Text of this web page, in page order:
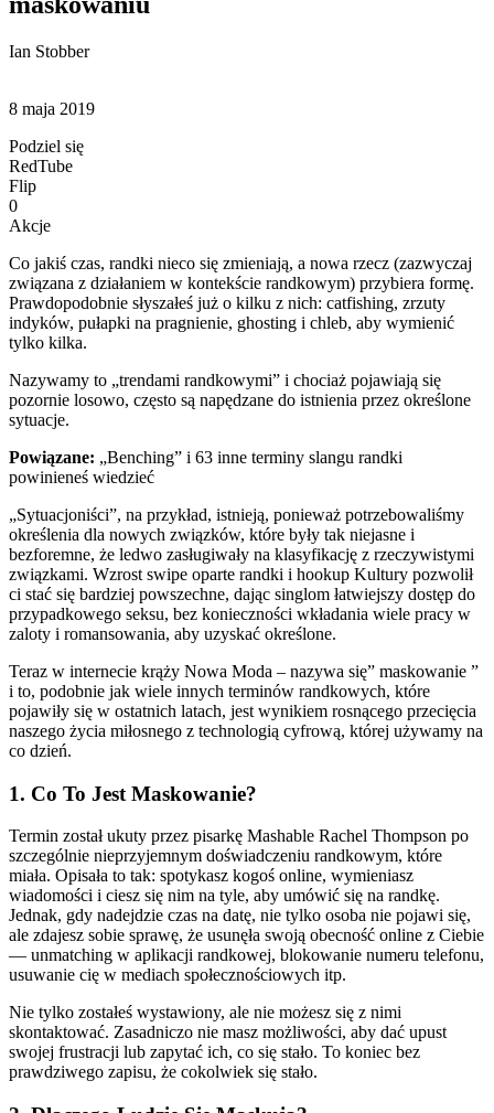
Ian Stobber
8 maja 2019
Podziel się
RedTube
Flip
0
Akcje
Co jakiś czas, randki nieco się zmieniają, a nowa rzecz (zazwyczaj
związana z działaniem w kontekście randkowym) przybiera formę.
Prawdopodobnie słyszałeś już o kilku z nich: catfishing, zrzuty
indyków, pułapki na pragnienie, ghosting i chleb, aby wymienić
tylko kilka.
Nazywamy to „trendami randkowymi” i chociaż pojawiają się
pozornie losowo, często są napędzane do istnienia przez określone
sytuacje.
Powiązane: „Benching” i 63 inne terminy slangu randki
powinieneś wiedzieć
„Sytuacjoniści”, na przykład, istnieją, ponieważ potrzebowaliśmy
określenia dla nowych związków, które były tak niejasne i
bezforemne, że ledwo zasługiwały na klasyfikację z rzeczywistymi
związkami. Wzrost swipe oparte randki i hookup Kultury pozwolił
ci stać się bardziej powszechne, dając singlom łatwiejszy dostęp do
przypadkowego seksu, bez konieczności wkładania wiele pracy w
zaloty i romansowania, aby uzyskać określone.
Teraz w internecie krąży Nowa Moda – nazywa się” maskowanie ”
i to, podobnie jak wiele innych terminów randkowych, które
pojawiły się w ostatnich latach, jest wynikiem rosnącego przecięcia
naszego życia miłosnego z technologią cyfrową, której używamy na
co dzień.
1. Co To Jest Maskowanie?
Termin został ukuty przez pisarkę Mashable Rachel Thompson po
szczególnie nieprzyjemnym doświadczeniu randkowym, które
miała. Opisała to tak: spotykasz kogoś online, wymieniasz
wiadomości i ciesz się nim na tyle, aby umówić się na randkę.
Jednak, gdy nadejdzie czas na datę, nie tylko osoba nie pojawi się,
ale zdajesz sobie sprawę, że usunęła swoją obecność online z Ciebie
— unmatching w aplikacji randkowej, blokowanie numeru telefonu,
usuwanie cię w mediach społecznościowych itp.
Nie tylko zostałeś wystawiony, ale nie możesz się z nimi
skontaktować. Zasadniczo nie masz możliwości, aby dać upust
swojej frustracji lub zapytać ich, co się stało. To koniec bez
prawdziwego zapisu, że cokolwiek się stało.